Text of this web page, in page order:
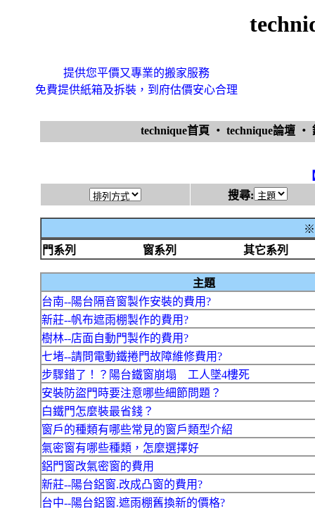
提供您平價又專業的搬家服務
免費提供紙箱及拆裝，到府估價安心合理
technique首頁 ‧ technique論壇 ‧
搜尋:
※
門系列
窗系列 其它系列
主題
台南--陽台隔音窗製作安裝的費用?
新莊--帆布遮雨棚製作的費用?
樹林--店面自動門製作的費用?
七堵--請問電動鐵捲門故障維修費用?
步驟錯了！？陽台鐵窗崩塌 工人墜4樓死
安裝防盜門時要注意哪些細節問題？
白鐵門怎麼裝最省錢？
窗戶的種類有哪些常見的窗戶類型介紹
氣密窗有哪些種類，怎麼選擇好
鋁門窗改氣密窗的費用
新莊--陽台鋁窗.改成凸窗的費用?
台中--陽台鋁窗.遮雨棚舊換新的價格?